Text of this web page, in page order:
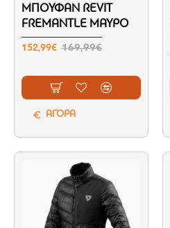
ΜΠΟΥΦΆΝ REVIT
FREMANTLE ΜΑΎΡΟ
152,99€ 169,99€
ΑΓΟΡΑ